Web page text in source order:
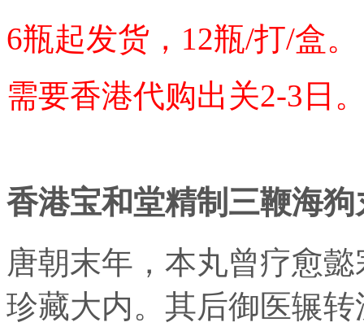
6瓶起发货，12瓶/打/盒。
需要香港代购出关2-3日
香港宝和堂精制三鞭海狗
唐朝末年，本丸曾疗愈
珍藏大内。其后御医辗